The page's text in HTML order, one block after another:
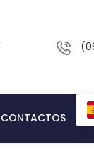
CONTACTOS